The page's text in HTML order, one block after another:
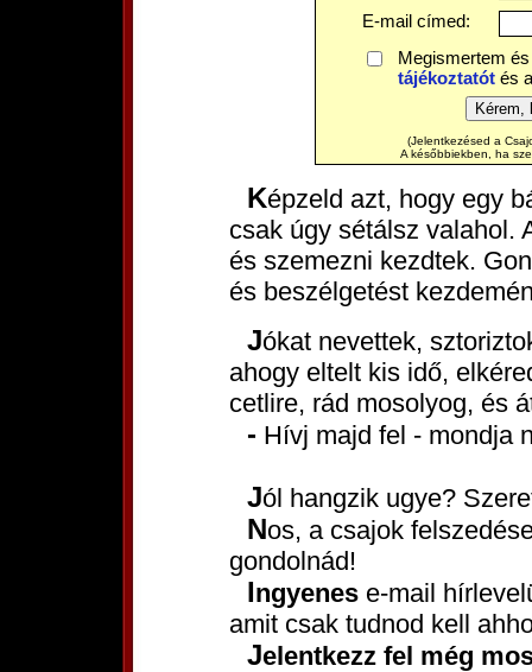
E-mail címed:
Megismertem
tájékoztatót és
(Jelentkezésed a
A későbbiekben, ha
Képzeld azt, hogy egy bárban vagy, vagy egy bulin, vagy
csak úgy sétálsz valahol.
és szemezni kezdtek.
és beszélgetést
Jókat nevettek, sztoriztok, és megismeritek egymást. Aztán
ahogy eltelt kis idő,
cetlire, rád mosolyog, és
- Hívj majd fel -
Jól hangzik ugye?
Nos, a csajok felszedése közel sem olyan nehéz, mint
gondolnád!
Ingyenes e-mail
amit csak tudnod kell
Jelentkezz fel még